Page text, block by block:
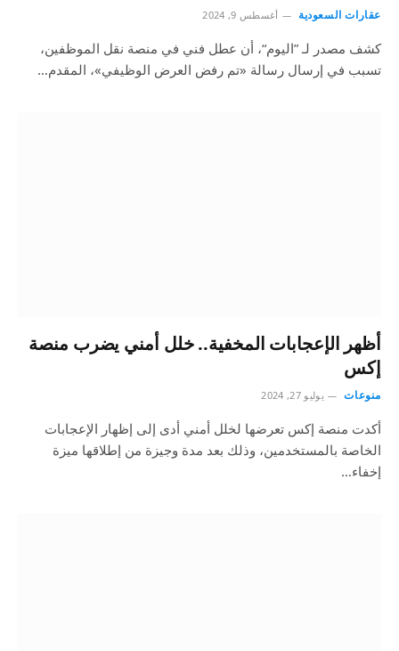
عقارات السعودية أغسطس 9, 2024
كشف مصدر لـ ”اليوم“، أن عطل فني في منصة نقل الموظفين،
تسبب في إرسال رسالة «تم رفض العرض الوظيفي»، المقدم…
أظهر الإعجابات المخفية.. خلل أمني يضرب منصة
إكس
منوعات يوليو 27, 2024
أكدت منصة إكس تعرضها لخلل أمني أدى إلى إظهار الإعجابات
الخاصة بالمستخدمين، وذلك بعد مدة وجيزة من إطلاقها ميزة
إخفاء…